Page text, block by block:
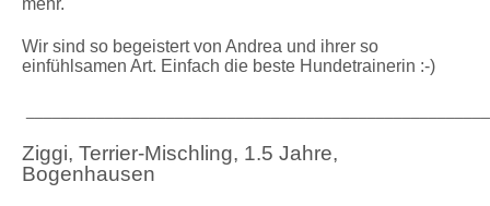
mehr.
Wir sind so begeistert von Andrea und ihrer so
einfühlsamen Art. Einfach die beste Hundetrainerin :-)
Ziggi, Terrier-Mischling, 1.5 Jahre,
Bogenhausen